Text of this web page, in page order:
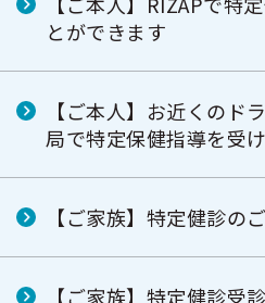
とができます
【ご本人】お近くのド
局で特定保健指導を受
【ご家族】特定健診の
【ご家族】特定健診受